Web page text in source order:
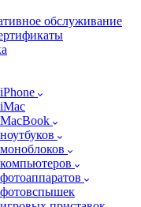
обслуживание